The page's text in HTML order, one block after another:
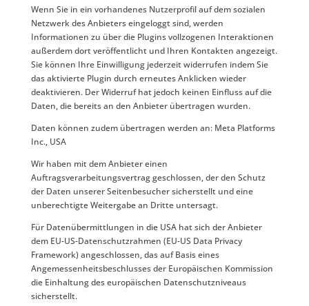
Wenn Sie in ein vorhandenes Nutzerprofil auf dem sozialen
Netzwerk des Anbieters eingeloggt sind, werden
Informationen zu über die Plugins vollzogenen Interaktionen
außerdem dort veröffentlicht und Ihren Kontakten angezeigt.
Sie können Ihre Einwilligung jederzeit widerrufen indem Sie
das aktivierte Plugin durch erneutes Anklicken wieder
deaktivieren. Der Widerruf hat jedoch keinen Einfluss auf die
Daten, die bereits an den Anbieter übertragen wurden.
Daten können zudem übertragen werden an: Meta Platforms
Inc., USA
Wir haben mit dem Anbieter einen
Auftragsverarbeitungsvertrag geschlossen, der den Schutz
der Daten unserer Seitenbesucher sicherstellt und eine
unberechtigte Weitergabe an Dritte untersagt.
Für Datenübermittlungen in die USA hat sich der Anbieter
dem EU-US-Datenschutzrahmen (EU-US Data Privacy
Framework) angeschlossen, das auf Basis eines
Angemessenheitsbeschlusses der Europäischen Kommission
die Einhaltung des europäischen Datenschutzniveaus
sicherstellt.